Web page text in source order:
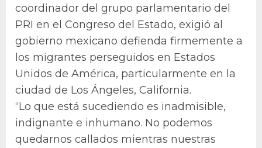
coordinador del grupo parlamentario del
PRI en el Congreso del Estado, exigió al
gobierno mexicano defienda firmemente a
los migrantes perseguidos en Estados
Unidos de América, particularmente en la
ciudad de Los Ángeles, California.
“Lo que está sucediendo es inadmisible,
indignante e inhumano. No podemos
quedarnos callados mientras nuestras